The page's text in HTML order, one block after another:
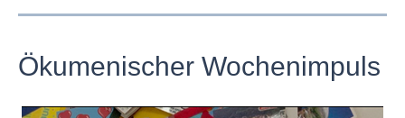
Ökumenischer Wochenimpuls